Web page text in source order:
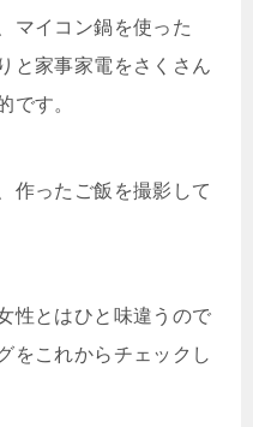
マイコン鍋を使った
と家事家電をさくさん
です。
作ったご飯を撮影して
性とはひと味違うので
をこれからチェックし